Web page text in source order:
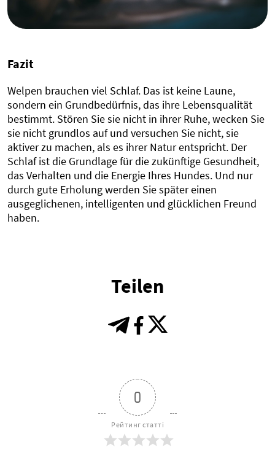
Fazit
Welpen brauchen viel Schlaf. Das ist keine Laune,
sondern ein Grundbedürfnis, das ihre Lebensqualität
bestimmt. Stören Sie sie nicht in ihrer Ruhe, wecken Sie
sie nicht grundlos auf und versuchen Sie nicht, sie
aktiver zu machen, als es ihrer Natur entspricht. Der
Schlaf ist die Grundlage für die zukünftige Gesundheit,
das Verhalten und die Energie Ihres Hundes. Und nur
durch gute Erholung werden Sie später einen
ausgeglichenen, intelligenten und glücklichen Freund
haben.
Teilen
0
Рейтинг статті